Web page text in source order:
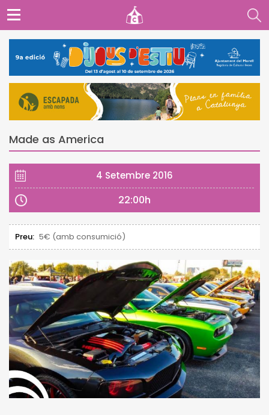
Made as America
4 Setembre 2016
22:00h
Preu: 5€ (amb consumició)